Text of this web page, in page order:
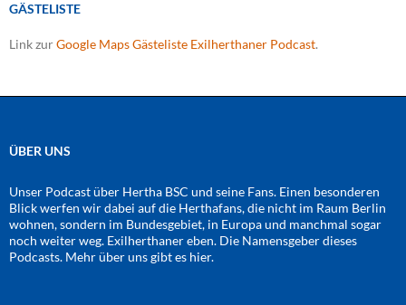
GÄSTELISTE
Link zurGoogle Maps Gästeliste Exilherthaner Podcast.
ÜBER UNS
Unser Podcast über Hertha BSC und seine Fans. Einen besonderen
Blick werfen wir dabei auf die Herthafans, die nicht im Raum Berlin
wohnen, sondern im Bundesgebiet, in Europa und manchmal sogar
noch weiter weg. Exilherthaner eben. Die Namensgeber dieses
Podcasts. Mehr über uns gibt es hier.